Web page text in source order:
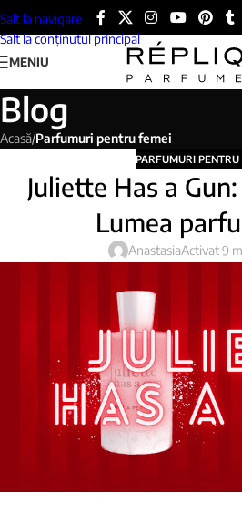
Salt la navigare
Salt la conținutul principal
MENIU
Blog
Acasă/Parfumuri pentru femei
PARFUMURI PENTRU
Juliette Has a
Lumea
AnastasiaActivat 9